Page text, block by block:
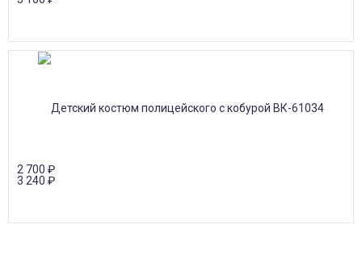
2 700 ₽
3 240 ₽